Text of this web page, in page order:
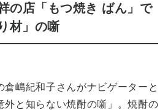
の店「もつ焼き ばん」で
材」の噺
倉嶋紀和子さんがナビゲーターと
外と知らない焼酎の噺」。焼酎の